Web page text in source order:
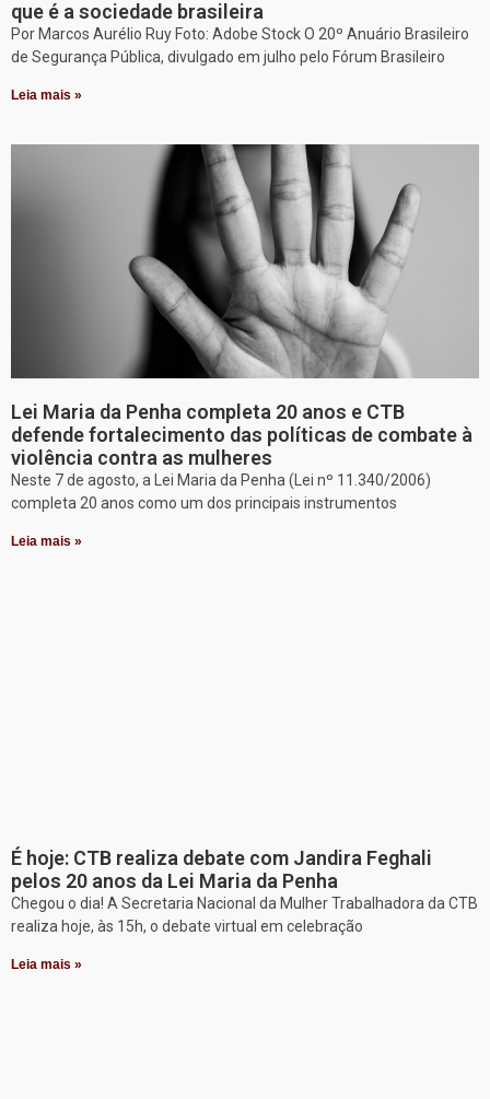
que é a sociedade brasileira
Por Marcos Aurélio Ruy Foto: Adobe Stock O 20º Anuário Brasileiro
de Segurança Pública, divulgado em julho pelo Fórum Brasileiro
Leia mais »
Lei Maria da Penha completa 20 anos e CTB
defende fortalecimento das políticas de combate à
violência contra as mulheres
Neste 7 de agosto, a Lei Maria da Penha (Lei nº 11.340/2006)
completa 20 anos como um dos principais instrumentos
Leia mais »
É hoje: CTB realiza debate com Jandira Feghali
pelos 20 anos da Lei Maria da Penha
Chegou o dia! A Secretaria Nacional da Mulher Trabalhadora da CTB
realiza hoje, às 15h, o debate virtual em celebração
Leia mais »